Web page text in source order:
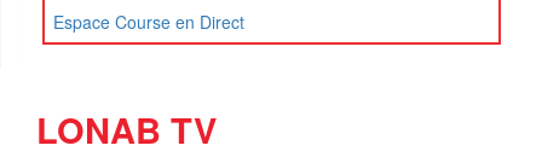
Espace Course en Direct
LONAB TV